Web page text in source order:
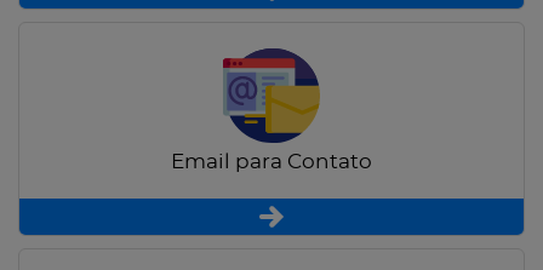
Email para Contato